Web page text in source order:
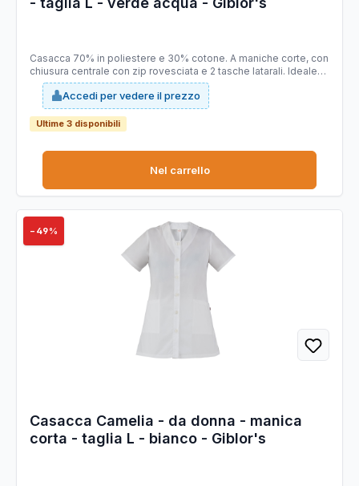
Casacca 70% in poliestere e 30% cotone. A maniche corte, con
chiusura centrale con zip rovesciata e 2 tasche latarali. Ideale
per il settore beauty e cleaning. Taglie disponibili: da XS - 4XL.
Slim Fit.Accedi per vedere il prezzo
Ultime 3 disponibili
Nel carrello
−49%
Casacca Camelia - da donna - manica
corta - taglia L - bianco - Giblor's